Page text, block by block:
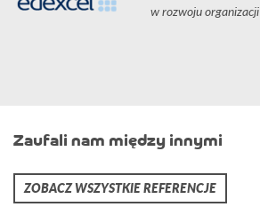
w rozwoju organizacji
Zaufali nam między innymi
ZOBACZ WSZYSTKIE REFERENCJE